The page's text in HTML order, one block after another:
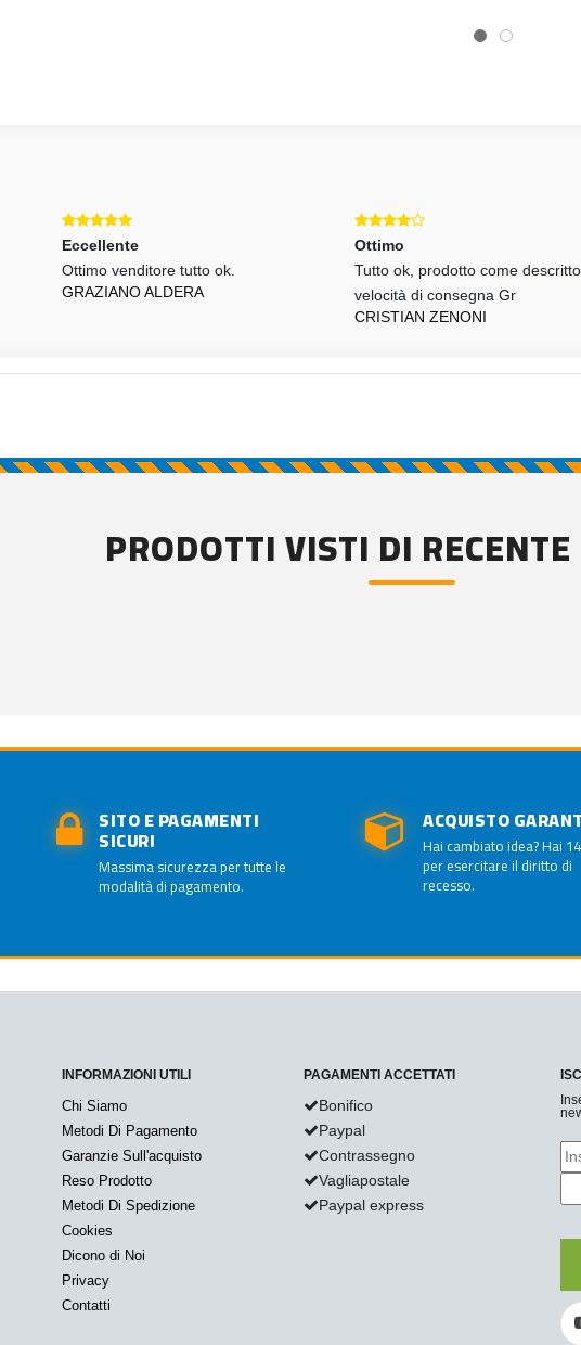
Eccellente
Ottimo venditore tutto ok.
GRAZIANO ALDERA
Ottimo
Tutto ok, prodotto come
velocità di consegna Gr
CRISTIAN ZENONI
PRODOTTI VISTI DI RECENTE
SITO E PAGAMENTI
SICURI
Massima sicurezza per tutte le
modalità di pagamento.
ACQUISTO
Hai cambiato idea? Hai
per esercitare il diritto di
recesso.
INFORMAZIONI UTILI
Chi Siamo
Metodi Di Pagamento
Garanzie Sull'acquisto
Reso Prodotto
Metodi Di Spedizione
Cookies
Dicono di Noi
Privacy
Contatti
PAGAMENTI ACCETTATI
Bonifico
Paypal
Contrassegno
Vagliapostale
Paypal express